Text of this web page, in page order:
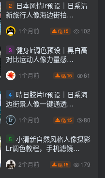
2
日本风情lr预设｜日系清
新旅行人像海边街拍
Lightroom下载lr调色风格
1个月前 15 102
3 健身lr调色预设｜黑白高
对比运动人像力量感
Lightroom下载lr预设风格
1个月前 15 61
4
晴日胶片lr预设｜日系海
边街景人像一键通透
Lightroom下载lr调色风格
1个月前 15 80
5 小清新自然风格人像摄影
Lr调色教程，手机滤镜
PS+Lightroom预设下载！
2个月前 15 179